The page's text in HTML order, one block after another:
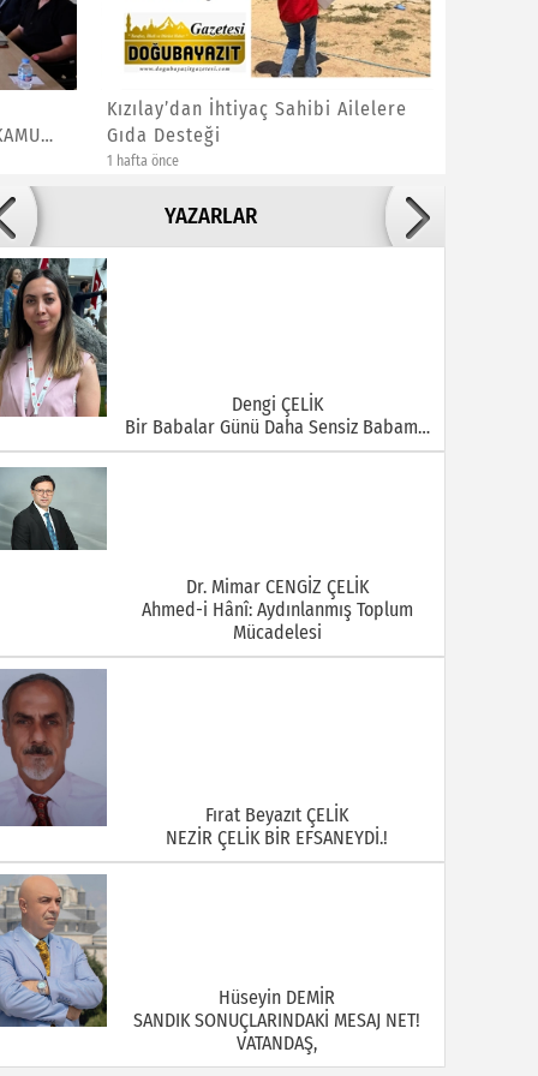
Kızılay’dan İhtiyaç Sahibi Ailelere
Gıda Desteği
1 hafta önce
YAZARLAR
Bu Şehrin Ortasında Çürüyen Bir Yapı Var
Dengi ÇELİK
Bir Babalar Günü Daha Sensiz Babam…
Dr. Mimar CENGİZ ÇELİK
Ahmed-i Hânî: Aydınlanmış Toplum
Mücadelesi
Fırat Beyazıt ÇELİK
NEZİR ÇELİK BİR EFSANEYDİ.!
Hüseyin DEMİR
SANDIK SONUÇLARINDAKİ MESAJ NET!
VATANDAŞ,